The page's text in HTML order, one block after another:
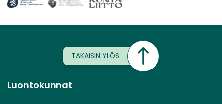
TAKAISIN YLÖS
Luontokunnat